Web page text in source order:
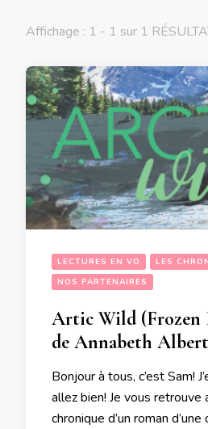
Affichage : 1 - 1 sur 1
LECTURES EN VO
LES
NOS PARTENAIRES
Artic Wild (Frozen
de Annabeth Albert
Bonjour à tous, c’est Sam!
allez bien! Je vous retrouve
chronique d’un roman